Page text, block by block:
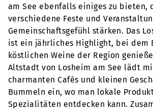
am See ebenfalls einiges zu bieten,
verschiedene Feste und
Gemeinschaftsgefühl stärken. Das
ist ein jährliches Highlight, bei dem
köstlichen Weine der Region
Altstadt von Losheim am See lädt
charmanten Cafés und kleinen
Bummeln ein, wo man lokale
Spezialitäten entdecken kann.